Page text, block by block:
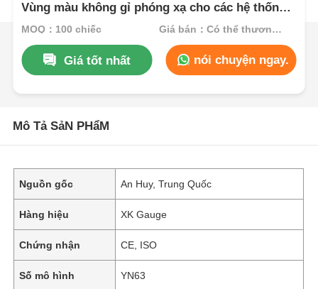
Vùng màu không gỉ phóng xạ cho các hệ thống
chỉ báo giám sát an toàn
MOQ：100 chiếc Giá bán：Có thể thương lượng
Giá tốt nhất nói chuyện ngay.
Mô Tả SảN PHẩM
Nguồn gốc An Huy, Trung Quốc
Hàng hiệu XK Gauge
Chứng nhận CE, ISO
Số mô hình YN63